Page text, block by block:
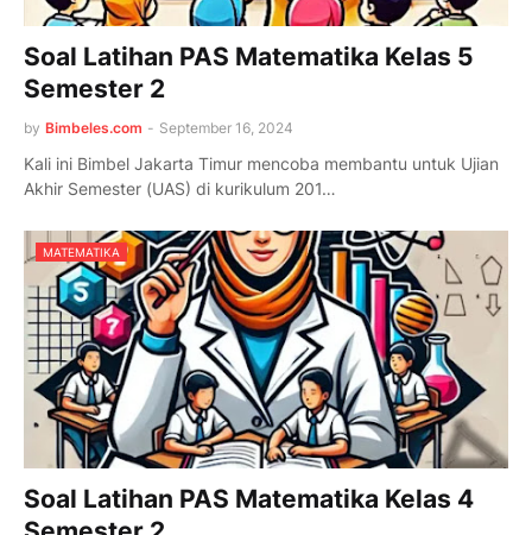
Soal Latihan PAS Matematika Kelas 5
Semester 2
by Bimbeles.com - September 16, 2024
Kali ini Bimbel Jakarta Timur mencoba membantu untuk Ujian
Akhir Semester (UAS) di kurikulum 201…
MATEMATIKA
Soal Latihan PAS Matematika Kelas 4